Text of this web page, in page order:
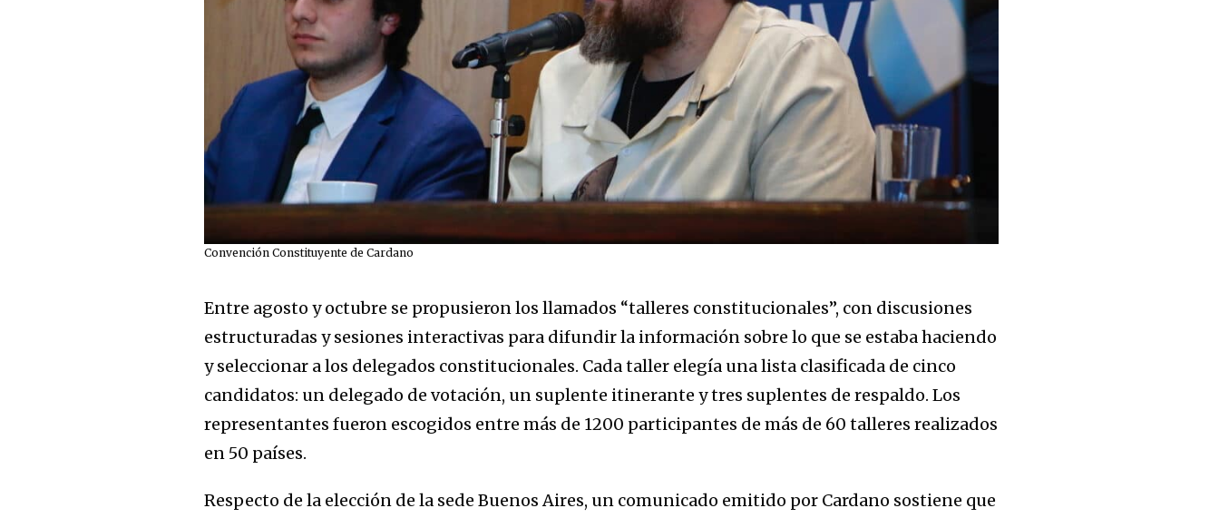
Convención Constituyente de Cardano
Entre agosto y octubre se propusieron los llamados “talleres constitucionales”, con discusiones
estructuradas y sesiones interactivas para difundir la información sobre lo que se estaba haciendo
y seleccionar a los delegados constitucionales. Cada taller elegía una lista clasificada de cinco
candidatos: un delegado de votación, un suplente itinerante y tres suplentes de respaldo. Los
representantes fueron escogidos entre más de 1200 participantes de más de 60 talleres realizados
en 50 países.
Respecto de la elección de la sede Buenos Aires, un comunicado emitido por Cardano sostiene que